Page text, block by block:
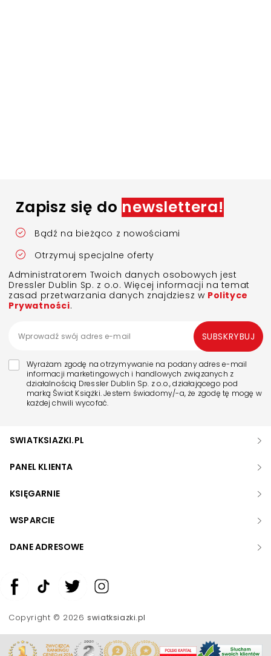
Zapisz się do newslettera!
Bądź na bieżąco z nowościami
Otrzymuj specjalne oferty
Administratorem Twoich danych osobowych jest
Dressler Dublin Sp. z o.o. Więcej informacji na temat
zasad przetwarzania danych znajdziesz w Polityce
Prywatności.
Wyrażam zgodę na otrzymywanie na podany adres e-mail
informacji marketingowych i handlowych związanych z
działalnością Dressler Dublin Sp. z o.o., działającego pod
marką Świat Książki. Jestem świadomy/-a, że zgodę tę mogę w
każdej chwili wycofać.
SUBSKRYBUJ
SWIATKSIAZKI.PL
PANEL KLIENTA
KSIĘGARNIE
WSPARCIE
DANE ADRESOWE
Copyright © 2026swiatksiazki.pl
Zwiększ rozmiar czcionki
Skala szarości